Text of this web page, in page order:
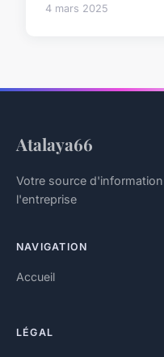
4 mars 2025
Atalaya66
Votre source
l'entreprise
NAVIGATION
Accueil
LÉGAL